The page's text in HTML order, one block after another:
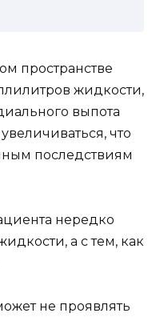
пространстве
жидкости,
выпота
что
последствиям
нередко
а с тем, как
не проявлять